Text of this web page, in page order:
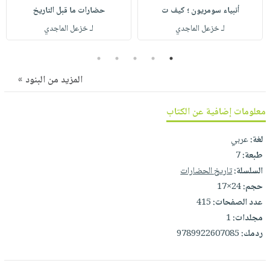
صابون
أطفال
مناسبات
فيديوهات
أسئلة
يتكرر
نيل
وفرات
كتابك
تواصل
معنا
أنبياء سومريون ؛ كيف ت
لـ خزعل الماجدي
حضارات ما قبل التاريخ
لـ خزعل الماجدي
1
2
3
4
5
المزيد من البنود »
معلومات إضافية عن الكتاب
لغة:عربي
طبعة:7
السلسلة:تاريخ الحضارات
حجم:24×17
عدد الصفحات:415
مجلدات:1
ردمك:9789922607085